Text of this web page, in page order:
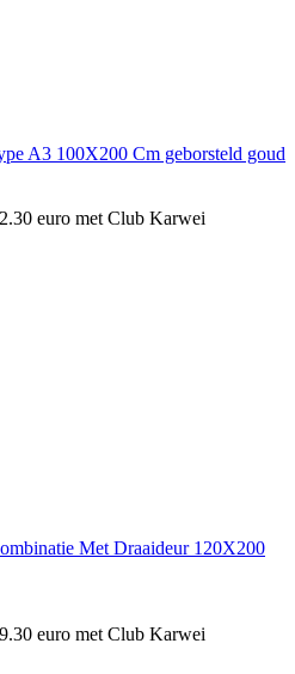
A3 100X200 Cm geborsteld goud
euro met Club Karwei
Met Draaideur 120X200
euro met Club Karwei